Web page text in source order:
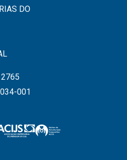
DO
2765
001